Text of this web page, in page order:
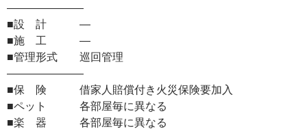
―――――――
■設 計 ―
■施 工 ―
■管理形式 巡回管理
―――――――
■保 険 借家人賠償付き火災保険要加入
■ペット 各部屋毎に異なる
■楽 器 各部屋毎に異なる